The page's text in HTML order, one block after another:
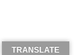
TRANSLATE